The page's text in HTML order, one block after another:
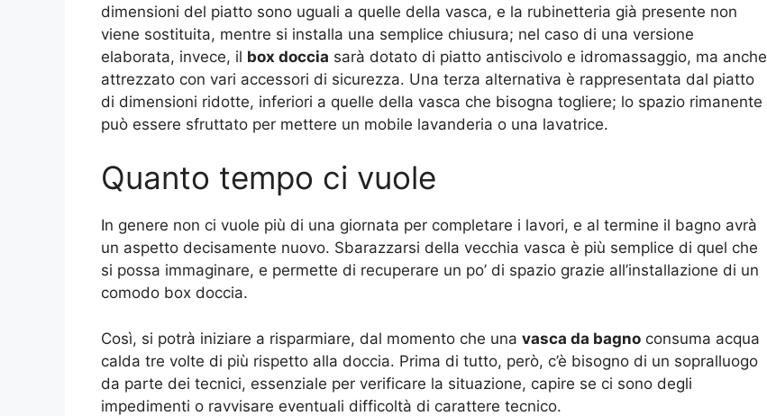
dimensioni del piatto sono uguali a quelle della vasca, e la rubinetteria già presente non
viene sostituita, mentre si installa una semplice chiusura; nel caso di una versione
elaborata, invece, il box doccia sarà dotato di piatto antiscivolo e idromassaggio, ma anche
attrezzato con vari accessori di sicurezza. Una terza alternativa è rappresentata dal piatto
di dimensioni ridotte, inferiori a quelle della vasca che bisogna togliere; lo spazio rimanente
può essere sfruttato per mettere un mobile lavanderia o una lavatrice.
Quanto tempo ci vuole
In genere non ci vuole più di una giornata per completare i lavori, e al termine il bagno avrà
un aspetto decisamente nuovo. Sbarazzarsi della vecchia vasca è più semplice di quel che
si possa immaginare, e permette di recuperare un po’ di spazio grazie all’installazione di un
comodo box doccia.
Così, si potrà iniziare a risparmiare, dal momento che una vasca da bagno consuma acqua
calda tre volte di più rispetto alla doccia. Prima di tutto, però, c’è bisogno di un sopralluogo
da parte dei tecnici, essenziale per verificare la situazione, capire se ci sono degli
impedimenti o ravvisare eventuali difficoltà di carattere tecnico.